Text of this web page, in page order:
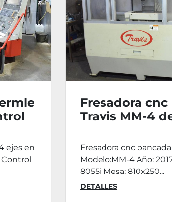
Fresadora cnc bancada
Travis MM-4 del año 2017
Fresadora cnc bancada Marca: Travis
Modelo:MM-4 Año: 2017 Control: Fagor
8055i Mesa: 810x250...